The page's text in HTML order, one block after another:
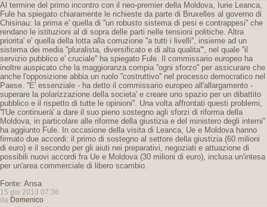
Al termine del primo incontro con il neo-premier della Moldova, Iurie Leanca,
Fule ha spiegato chiaramente le richieste da parte di Bruxelles al governo di
Chisinau: la prima e' quella di ''un robusto sistema di pesi e contrappesi'' che
rendano le istituzioni al di sopra delle parti nelle tensioni politiche. Altra
priorita' e' quella della lotta alla corruzione ''a tutti i livelli'', insieme ad un
sistema dei media ''pluralista, diversificato e di alta qualita''', nel quale ''il
servizio pubblico e' cruciale'' ha spiegato Fule. Il commissario europeo ha
inoltre auspicato che la maggioranza compia ''ogni sforzo'' per assicurare che
anche l'opposizione abbia un ruolo ''costruttivo'' nel processo democratico nel
Paese. ''E' essenziale - ha detto il commissario europeo all'allargamento -
superare la polarizzazione della societa' e creare uno spazio per un dibattito
pubblico e il rispetto di tutte le opinioni''. Una volta affrontati questi problemi,
''l'Ue continuerà' a dare il suo pieno sostegno agli sforzi di riforma della
Moldova, in particolare alle riforme della giustizia e del ministero degli interni''
ha aggiunto Fule. In occasione della visita di Leanca, Ue e Moldova hanno
firmato due accordi: il primo di sostegno al settore della giustizia (60 milioni
di euro) e il secondo per gli aiuti nei preparativi, negoziati e attuazione di
possibili nuovi accordi fra Ue e Moldova (30 milioni di euro), inclusa un'intesa
per un'area commerciale di libero scambio.
Fonte: Ansa
15 giu 2013 07:36
da Domenico